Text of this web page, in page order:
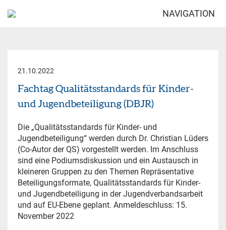
NAVIGATION
21.10.2022
Fachtag Qualitätsstandards für Kinder-
und Jugendbeteiligung (DBJR)
Die „Qualitätsstandards für Kinder- und
Jugendbeteiligung“ werden durch Dr. Christian Lüders
(Co-Autor der QS) vorgestellt werden. Im Anschluss
sind eine Podiumsdiskussion und ein Austausch in
kleineren Gruppen zu den Themen Repräsentative
Beteiligungsformate, Qualitätsstandards für Kinder-
und Jugendbeteiligung in der Jugendverbandsarbeit
und auf EU-Ebene geplant. Anmeldeschluss: 15.
November 2022